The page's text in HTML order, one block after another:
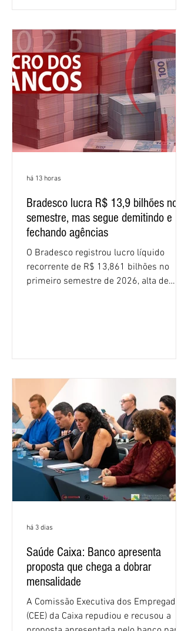
patrimônio líquido médio anualizado
(ROE), no Brasil, chegou a 26% no
semestre, avanço de 2,1 pontos
percentuais em 12 meses. Apesar dos
resultados expressivos, o banco conti
Bradesco lucra R$ 13,9 bilhões no
semestre, mas segue demitindo e
fechando agências
O Bradesco registrou lucro líquido
recorrente de R$ 13,861 bilhões no
primeiro semestre de 2026, alta de
1,4 ponto percentual em 12 meses. O
crescimento de 16,2% foi o maior entre
os três maiores bancos privados do país
(Bradesco, Itaú e Santander). Segundo o
há 13 horas
Saúde Caixa: Banco apresenta
proposta que chega a dobrar
mensalidade
A Comissão Executiva dos Empregados
(CEE) da Caixa repudiou e recusou a
há 3 dias